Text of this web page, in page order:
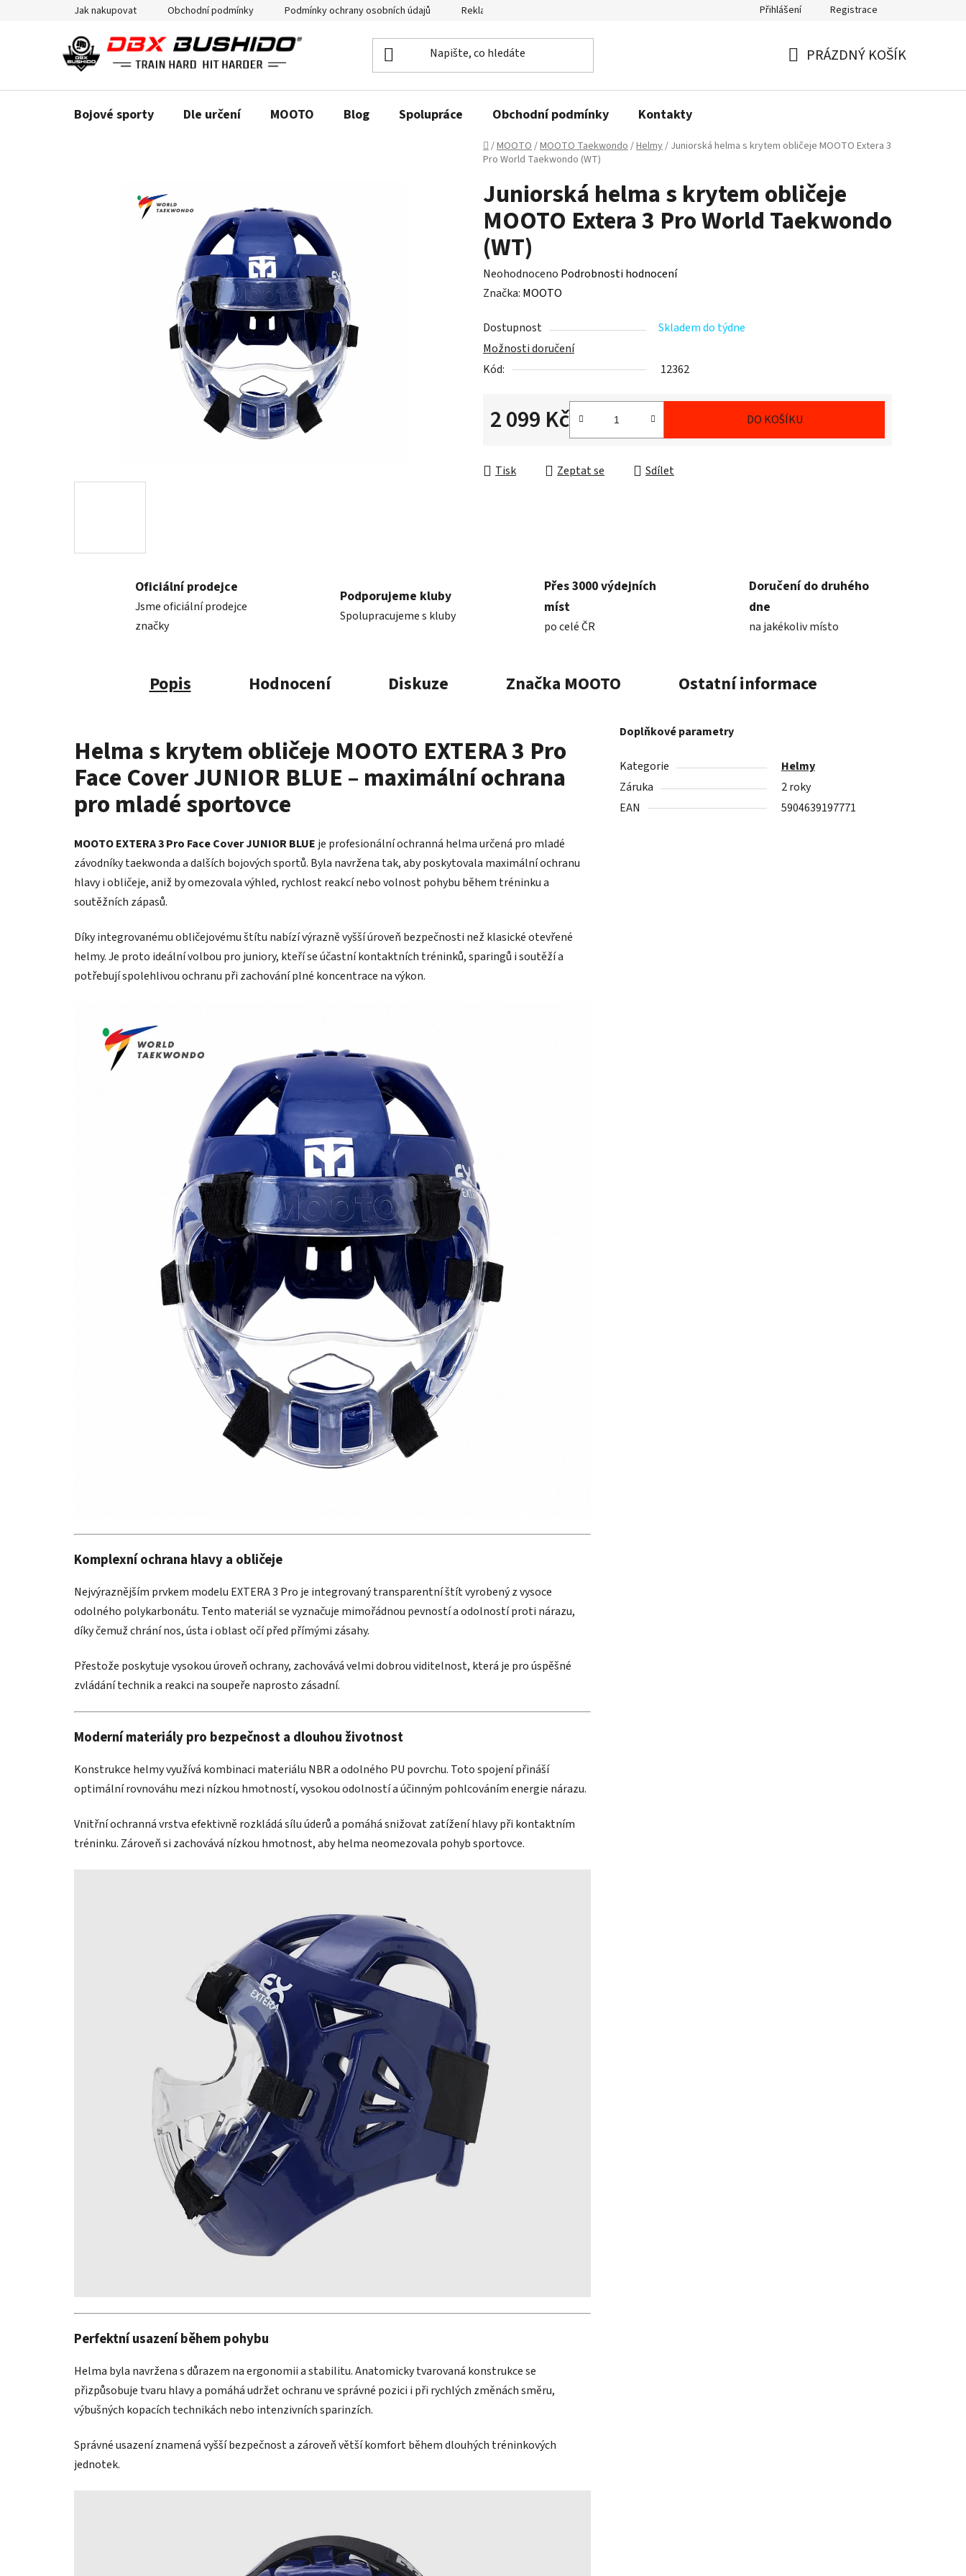
Jak nakupovat Obchodní podmínky Podmínky ochrany osobních údajů Reklamační řád a odstoupení od smlouvy Politika používání cookiesPřihlášení Registrace
PRÁZDNÝ KOŠÍK
Bojové sporty Dle určení MOOTO Blog Spolupráce Obchodní podmínky Kontakty
Domů
/MOOTO/MOOTO Taekwondo/Helmy/ Juniorská helma s krytem obličeje MOOTO Extera 3
Pro World Taekwondo (WT)
Juniorská helma s krytem obličeje
MOOTO Extera 3 Pro World Taekwondo
(WT)
Průměrné
hodnocení
je
0,0
z
hvězdiček.
Neohodnoceno Podrobnosti hodnocení
Značka: MOOTO
Dostupnost
Skladem do týdne
Možnosti doručení
Kód:
12362
2 099 Kč DO KOŠÍKU
Tisk Zeptat se Sdílet
Oficiální prodejce
Jsme oficiální prodejce
značky
Podporujeme kluby
Spolupracujeme s kluby
Přes 3000 výdejních
míst
po celé ČR
Doručení do druhého
dne
na jakékoliv místo
Popis Hodnocení Diskuze Značka MOOTO Ostatní informace
Helma s krytem obličeje MOOTO EXTERA 3 Pro
Face Cover JUNIOR BLUE – maximální ochrana
pro mladé sportovce
MOOTO EXTERA 3 Pro Face Cover JUNIOR BLUE je profesionální ochranná helma určená pro mladé
závodníky taekwonda a dalších bojových sportů. Byla navržena tak, aby poskytovala maximální ochranu
hlavy i obličeje, aniž by omezovala výhled, rychlost reakcí nebo volnost pohybu během tréninku a
soutěžních zápasů.
Díky integrovanému obličejovému štítu nabízí výrazně vyšší úroveň bezpečnosti než klasické otevřené
helmy. Je proto ideální volbou pro juniory, kteří se účastní kontaktních tréninků, sparingů i soutěží a
potřebují spolehlivou ochranu při zachování plné koncentrace na výkon.
Komplexní ochrana hlavy a obličeje
Nejvýraznějším prvkem modelu EXTERA 3 Pro je integrovaný transparentní štít vyrobený z vysoce
odolného polykarbonátu. Tento materiál se vyznačuje mimořádnou pevností a odolností proti nárazu,
díky čemuž chrání nos, ústa i oblast očí před přímými zásahy.
Přestože poskytuje vysokou úroveň ochrany, zachovává velmi dobrou viditelnost, která je pro úspěšné
zvládání technik a reakci na soupeře naprosto zásadní.
Moderní materiály pro bezpečnost a dlouhou životnost
Konstrukce helmy využívá kombinaci materiálu NBR a odolného PU povrchu. Toto spojení přináší
optimální rovnováhu mezi nízkou hmotností, vysokou odolností a účinným pohlcováním energie nárazu.
Vnitřní ochranná vrstva efektivně rozkládá sílu úderů a pomáhá snižovat zatížení hlavy při kontaktním
tréninku. Zároveň si zachovává nízkou hmotnost, aby helma neomezovala pohyb sportovce.
Perfektní usazení během pohybu
Helma byla navržena s důrazem na ergonomii a stabilitu. Anatomicky tvarovaná konstrukce se
přizpůsobuje tvaru hlavy a pomáhá udržet ochranu ve správné pozici i při rychlých změnách směru,
výbušných kopacích technikách nebo intenzivních sparinzích.
Správné usazení znamená vyšší bezpečnost a zároveň větší komfort během dlouhých tréninkových
jednotek.
Doplňkové parametry
Kategorie
Helmy
Záruka
2 roky
EAN
5904639197771